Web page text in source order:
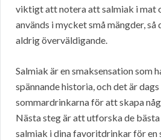
viktigt att notera att salmiak i mat
används i mycket små mängder,
aldrig överväldigande.
Salmiak är en smaksensation som
spännande historia, och det är
sommardrinkarna för att skapa
Nästa steg är att utforska de
salmiak i dina favoritdrinkar för en